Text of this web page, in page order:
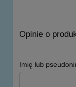
Opinie o
Imię lub